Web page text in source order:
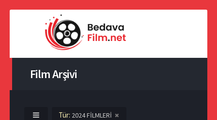
Film Arşivi
Tür: 2024 FİLMLERİ